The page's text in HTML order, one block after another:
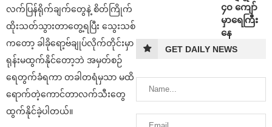
လက်ပြန်ရိုက်ချက်တွေနဲ့ စိတ်ကြိုက်
ထိုးသတ်သွားတာတွေ့ရပြီး သွေးသစ်
က‌တော့ ခါခိုရော့ဗ်ချုပ်လိုက်တိုင်းမှာ
ရုန်းမထွက်နိုင်တော့ဘဲ အမှတ်စဉ်
ရေတွက်ခံရကာ တခါတရံမှသာ မထိ
ရောက်တဲ့ကောင်တာလက်သီးတွေ
ထွက်နိုင်ခဲ့ပါတယ်။
၄၀ ကျော်
မှာရေကြီး
နေ
GET DAILY NEWS